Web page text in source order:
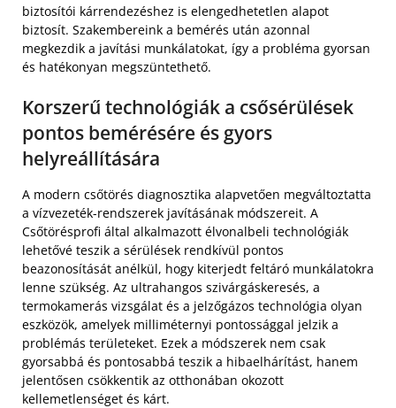
biztosítói kárrendezéshez is elengedhetetlen alapot
biztosít. Szakembereink a bemérés után azonnal
megkezdik a javítási munkálatokat, így a probléma gyorsan
és hatékonyan megszüntethető.
Korszerű technológiák a csősérülések
pontos bemérésére és gyors
helyreállítására
A modern csőtörés diagnosztika alapvetően megváltoztatta
a vízvezeték-rendszerek javításának módszereit. A
Csőtörésprofi által alkalmazott élvonalbeli technológiák
lehetővé teszik a sérülések rendkívül pontos
beazonosítását anélkül, hogy kiterjedt feltáró munkálatokra
lenne szükség. Az ultrahangos szivárgáskeresés, a
termokamerás vizsgálat és a jelzőgázos technológia olyan
eszközök, amelyek milliméternyi pontossággal jelzik a
problémás területeket. Ezek a módszerek nem csak
gyorsabbá és pontosabbá teszik a hibaelhárítást, hanem
jelentősen csökkentik az otthonában okozott
kellemetlenséget és kárt.